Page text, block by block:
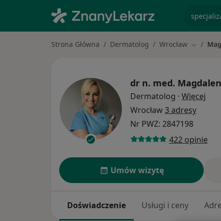
Strona Główna Dermatolog Wrocław Zmień
dr n. med.
Dermatolog · Więcej
Wrocław3 adresy
Nr PWZ: 2847198
422 opinie
Umów wizytę
Doświadczenie Usługi i ceny